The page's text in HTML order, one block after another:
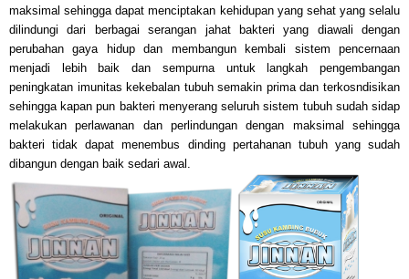
maksimal sehingga dapat menciptakan kehidupan yang sehat yang selalu
dilindungi dari berbagai serangan jahat bakteri yang diawali dengan
perubahan gaya hidup dan membangun kembali sistem pencernaan
menjadi lebih baik dan sempurna untuk langkah pengembangan
peningkatan imunitas kekebalan tubuh semakin prima dan terkosndisikan
sehingga kapan pun bakteri menyerang seluruh sistem tubuh sudah sidap
melakukan perlawanan dan perlindungan dengan maksimal sehingga
bakteri tidak dapat menembus dinding pertahanan tubuh yang sudah
dibangun dengan baik sedari awal .